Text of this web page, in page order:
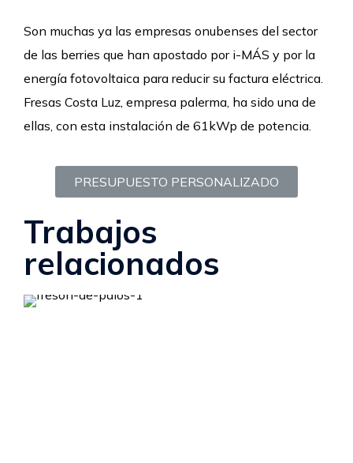
Son muchas ya las empresas onubenses del sector
de las berries que han apostado por i-MÁS y por la
energía fotovoltaica para reducir su factura eléctrica.
Fresas Costa Luz, empresa palerma, ha sido una de
ellas, con esta instalación de 61kWp de potencia.
PRESUPUESTO PERSONALIZADO
Trabajos
relacionados